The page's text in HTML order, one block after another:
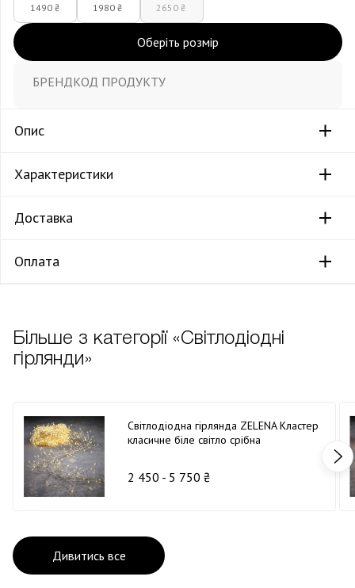
1490 ₴ 1980 ₴ 2650 ₴
Оберіть розмір
БРЕНДКОД ПРОДУКТУ
Опис
Характеристики
Доставка
Оплата
Більше з категорії «Світлодіодні
гірлянди»
Світлодіодна гірлянда ZELENA Кластер
класичне біле світло срібна
2 450 - 5 750 ₴
Дивитись все